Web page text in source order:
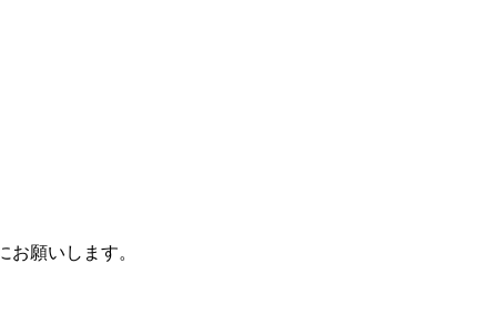
願いします。